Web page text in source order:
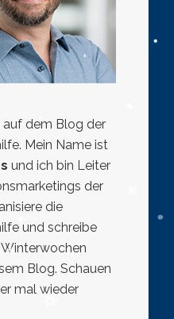
dem Blog der
Mein Name ist
und ich bin Leiter
der
die
und schreibe
Blog. Schauen
mal wieder